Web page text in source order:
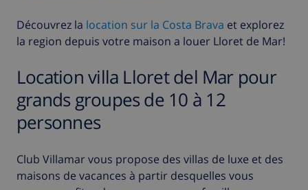
Découvrez la location sur la Costa Brava et explorez
la region depuis votre maison a louer Lloret de Mar!
Location villa Lloret del Mar pour
grands groupes de 10 à 12
personnes
Club Villamar vous propose des villas de luxe et des
maisons de vacances à partir desquelles vous